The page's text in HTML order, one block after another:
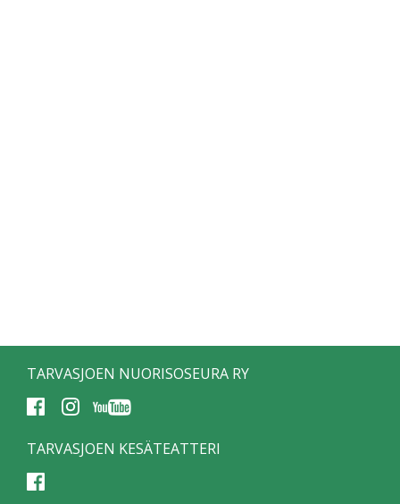
TARVASJOEN NUORISOSEURA RY
TARVASJOEN KESÄTEATTERI